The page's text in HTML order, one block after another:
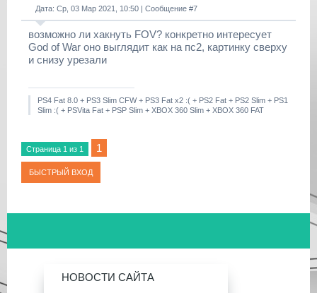
Дата: Ср, 03 Мар 2021, 10:50 | Сообщение #7
возможно ли хакнуть FOV? конкретно интересует
God of War оно выглядит как на пс2, картинку сверху
и снизу урезали
PS4 Fat 8.0 + PS3 Slim CFW + PS3 Fat x2 :( + PS2 Fat + PS2 Slim + PS1
Slim :( + PSVita Fat + PSP Slim + XBOX 360 Slim + XBOX 360 FAT
Страница 1 из 1 1
НОВОСТИ САЙТА